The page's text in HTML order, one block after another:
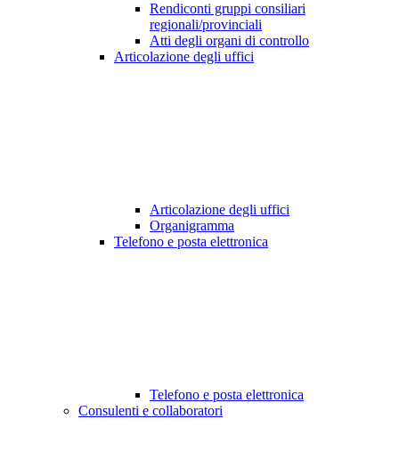
Rendiconti gruppi consiliari
regionali/provinciali
Atti degli organi di controllo
Articolazione degli uffici
Articolazione degli uffici
Organigramma
Telefono e posta elettronica
Telefono e posta elettronica
Consulenti e collaboratori